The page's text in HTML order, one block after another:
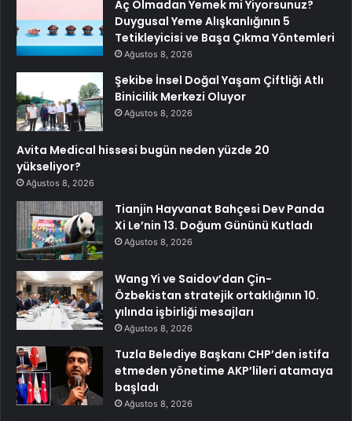
Aç Olmadan Yemek mi Yiyorsunuz?
Duygusal Yeme Alışkanlığının 5
Tetikleyicisi ve Başa Çıkma Yöntemleri
Ağustos 8, 2026
Şekibe İnsel Doğal Yaşam Çiftliği Atlı
Binicilik Merkezi Oluyor
Ağustos 8, 2026
Avita Medical hissesi bugün neden yüzde 20
yükseliyor?
Ağustos 8, 2026
Tianjin Hayvanat Bahçesi Dev Panda
Xi Le’nin 13. Doğum Gününü Kutladı
Ağustos 8, 2026
Wang Yi ve Saidov’dan Çin-
Özbekistan stratejik ortaklığının 10.
yılında işbirliği mesajları
Ağustos 8, 2026
Tuzla Belediye Başkanı CHP’den istifa
etmeden yönetime AKP’lileri atamaya
başladı
Ağustos 8, 2026